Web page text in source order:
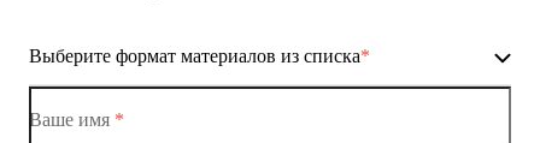
Коммутаторы доступа
Выберите формат материалов из списка*
Ваше имя *